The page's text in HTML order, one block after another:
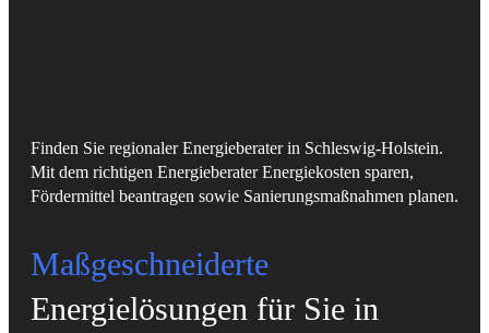
Finden Sie regionaler Energieberater in Schleswig-Holstein.
Mit dem richtigen Energieberater Energiekosten sparen,
Fördermittel beantragen sowie Sanierungsmaßnahmen planen.
Maßgeschneiderte
Energielösungen für Sie in